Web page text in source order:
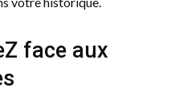
face aux